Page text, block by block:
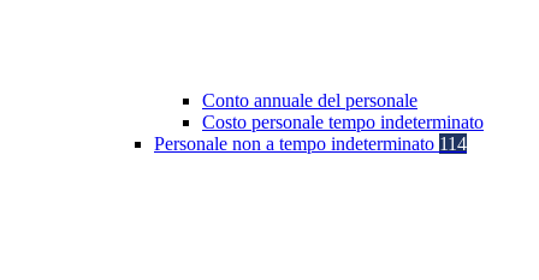
Conto annuale del personale
Costo personale tempo indeterminato
Personale non a tempo indeterminato 114